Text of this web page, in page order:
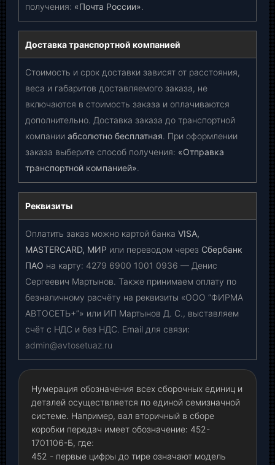
получения: «Почта России».
Доставка транспортной компанией
Стоимость и срок доставки зависят от расстояния,
веса и габаритов доставляемого заказа, не
включаются в стоимость заказа и оплачиваются
дополнительно. Доставка заказа до транспортной
компании абсолютно бесплатная. При оформлении
заказа выберите способ получения: «Отправка
транспортной компанией».
Реквизиты
Оплатить заказ можно картой банка VISA,
MASTERCARD, МИР или переводом через Сбербанк
ПАО на карту: 4279 6900 1001 0936 — Денис
Сергеевич Мартынов. Также принимаем оплату по
безналичному расчёту на реквизиты «ООО “ФИРМА
АВТОСЕТЬ+”» или ИП Мартынов Д. С., выставляем
счёт с НДС и без НДС. Email для связи:
admin@avtosetuaz.ru
Нумерация обозначения всех сборочных единиц и
деталей осуществляется по единой семизначной
системе. Например, вал вторичный в сборе
коробки передач имеет обозначение: 452-
1701106-Б, где:
452 - первые цифры до тире означают модель